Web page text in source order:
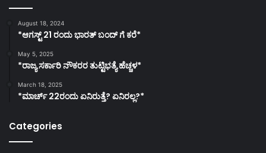
August 18, 2024
*ಆಗಸ್ಟ್ 21 ರಂದು ಭಾರತ್‌ ಬಂದ್‌ ಗೆ ಕರೆ*
May 5, 2025
*ರಾಜ್ಯ ಸರ್ಕಾರಿ ನೌಕರರ ತುಟ್ಟಿಭತ್ಯೆ ಹೆಚ್ಚಳ*
March 18, 2025
*ಮಾರ್ಚ್ 22ರಂದು ಏನಿರುತ್ತೆ? ಏನಿರಲ್ಲ?*
Categories